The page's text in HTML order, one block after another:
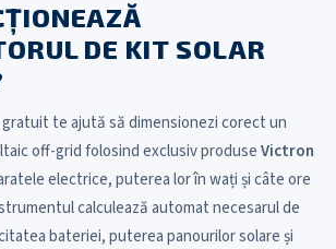
DE KIT SOLAR
te ajută să dimensionezi corect un
off-grid folosind exclusiv produseVictron
electrice, puterea lor în wați și câte ore
calculează automat necesarul de
bateriei, puterea panourilor solare și